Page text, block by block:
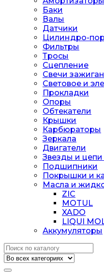
Баки
Валы
Датчики
Цилиндро-
Фильтры
Тросы
Сцепление
Свечи
Световое и
Прокладки
Опоры
Обтекатели
Крышки
Карбюраторы
Зеркала
Двигатели
Звезды и
Подшипники
Покрышки и
Масла и
ZIC
MOTUL
XADO
LIQUI
Аккумуляторы
Искать: